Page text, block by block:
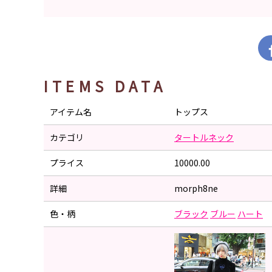
ITEMS DATA
アイテム名 トップス
カテゴリ タートルネック
プライス 10000.00
詳細 morph8ne
色・柄 ブラック ブルー ハート